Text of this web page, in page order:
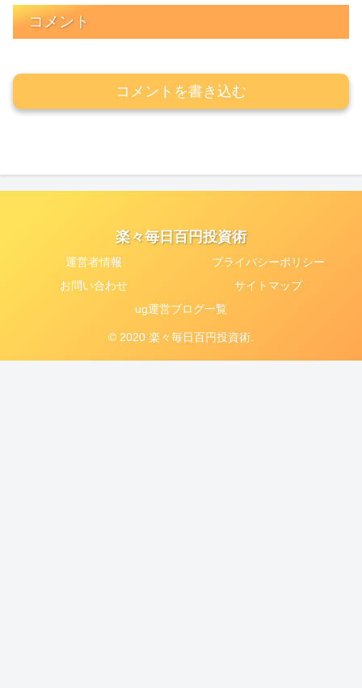
コメント
コメントを書き込む
楽々毎日百円投資術
運営者情報
プライバシーポリシー
お問い合わせ
サイトマップ
ug運営ブログ一覧
© 2020 楽々毎日百円投資術.